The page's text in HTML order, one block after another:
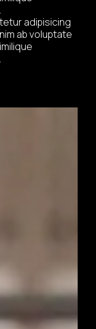
adipisicing
ab voluptate